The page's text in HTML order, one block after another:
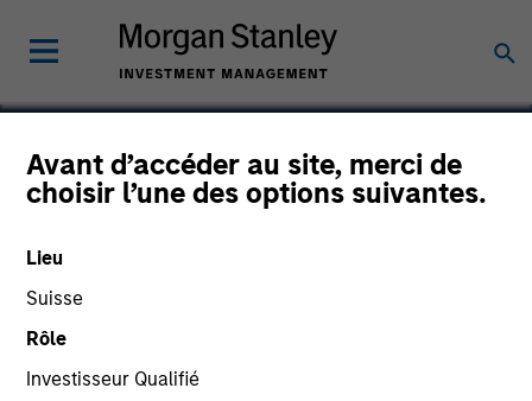
Avant d’accéder au site, merci de
choisir l’une des options suivantes.
Lieu
Suisse
Rôle
Investisseur Qualifié
FormFactor